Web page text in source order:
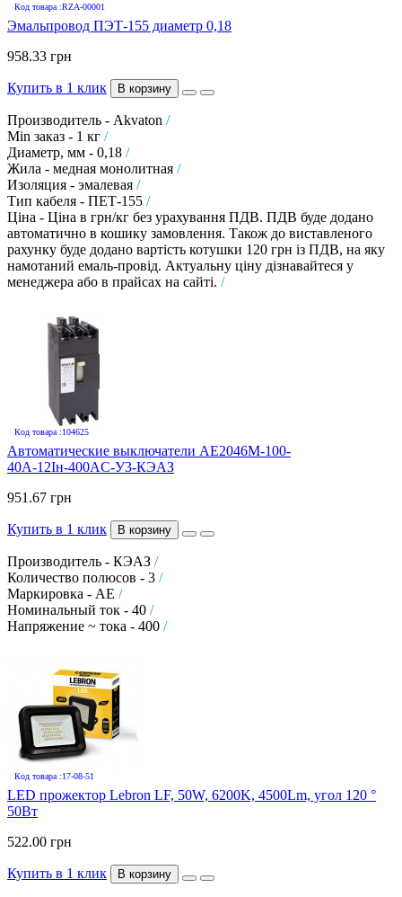
Код товара :RZA-00001
Эмальпровод ПЭТ-155 диаметр 0,18
958.33 грн
Купить в 1 клик В корзину
Производитель - Akvaton /
Min заказ - 1 кг /
Диаметр, мм - 0,18 /
Жила - медная монолитная /
Изоляция - эмалевая /
Тип кабеля - ПЕТ-155 /
Ціна - Ціна в грн/кг без урахування ПДВ. ПДВ буде додано
автоматично в кошику замовлення. Також до виставленого
рахунку буде додано вартість котушки 120 грн із ПДВ, на яку
намотаний емаль-провід. Актуальну ціну дізнавайтеся у
менеджера або в прайсах на сайті. /
Код товара :104625
Автоматические выключатели АЕ2046М-100-
40А-12Iн-400AC-У3-КЭАЗ
951.67 грн
Купить в 1 клик В корзину
Производитель - КЭАЗ /
Количество полюсов - 3 /
Маркировка - АЕ /
Номинальный ток - 40 /
Напряжение ~ тока - 400 /
Код товара :17-08-51
LED прожектор Lebron LF, 50W, 6200K, 4500Lm, угол 120 °
50Вт
522.00 грн
Купить в 1 клик В корзину